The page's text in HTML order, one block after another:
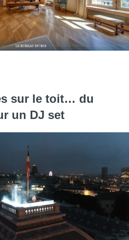
"Le Palais Royal de Bruxelles
sur le toit… du
un DJ set